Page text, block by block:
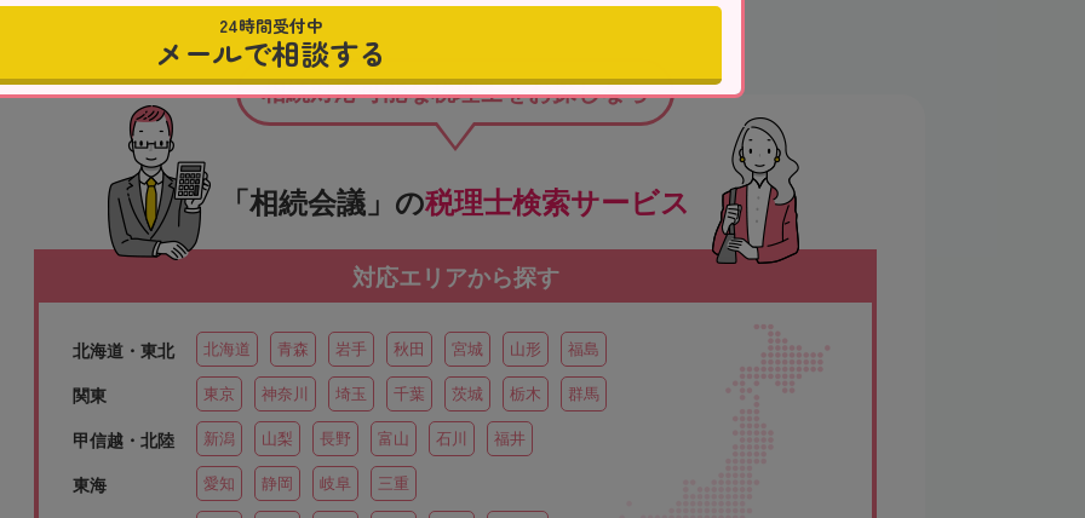
「相続会議」の税理士検索サービス
相続対応可能な税理士をお探しなら
対応エリアから探す
北海道・東北 北海道 青森 岩手 秋田 宮城 山形 福島
関東 東京 神奈川 埼玉 千葉 茨城 栃木 群馬
甲信越・北陸 新潟 山梨 長野 富山 石川 福井
東海 愛知 静岡 岐阜 三重
24時間受付中
メールで相談する